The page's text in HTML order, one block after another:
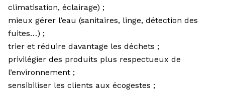
climatisation, éclairage) ;
mieux gérer l’eau (sanitaires, linge, détection des
fuites…) ;
trier et réduire davantage les déchets ;
privilégier des produits plus respectueux de
l’environnement ;
sensibiliser les clients aux écogestes ;